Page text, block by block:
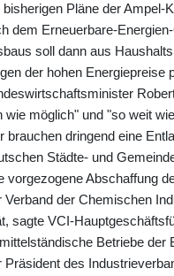
bisherigen Pläne der Ampel-
dem Erneuerbare-
soll dann aus
der hohen Energiepreise
wie möglich" und "so weit
brauchen dringend eine
Städte- und
vorgezogene Abschaffung
Verband der Chemischen
sagte VCI-
Betriebe der
Präsident des